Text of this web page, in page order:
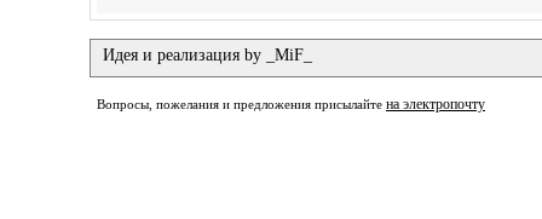
Идея и реализация by _MiF_
Вопросы, пожелания и предложения присылайте на электропочту